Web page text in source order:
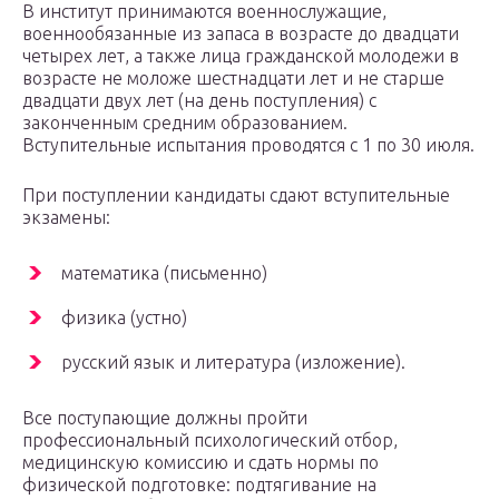
В институт принимаются военнослужащие,
военнообязанные из запаса в возрасте до двадцати
четырех лет, а также лица гражданской молодежи в
возрасте не моложе шестнадцати лет и не старше
двадцати двух лет (на день поступления) с
законченным средним образованием.
Вступительные испытания проводятся с 1 по 30 июля.
При поступлении кандидаты сдают вступительные
экзамены:
математика (письменно)
физика (устно)
русский язык и литература (изложение).
Все поступающие должны пройти
профессиональный психологический отбор,
медицинскую комиссию и сдать нормы по
физической подготовке: подтягивание на